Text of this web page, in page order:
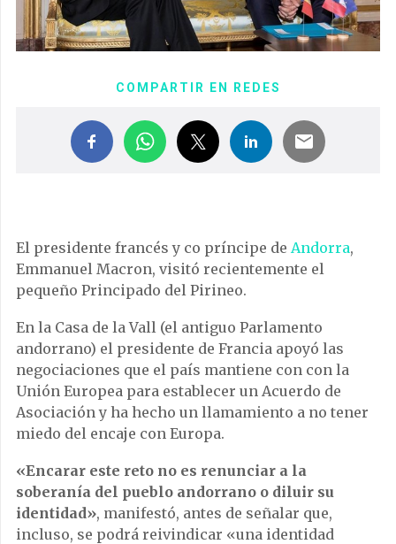
COMPARTIR EN REDES
El presidente francés y co príncipe de Andorra,
Emmanuel Macron, visitó recientemente el
pequeño Principado del Pirineo.
En la Casa de la Vall (el antiguo Parlamento
andorrano) el presidente de Francia apoyó las
negociaciones que el país mantiene con con la
Unión Europea para establecer un Acuerdo de
Asociación y ha hecho un llamamiento a no tener
miedo del encaje con Europa.
«Encarar este reto no es renunciar a la
soberanía del pueblo andorrano o diluir su
identidad», manifestó, antes de señalar que,
incluso, se podrá reivindicar «una identidad